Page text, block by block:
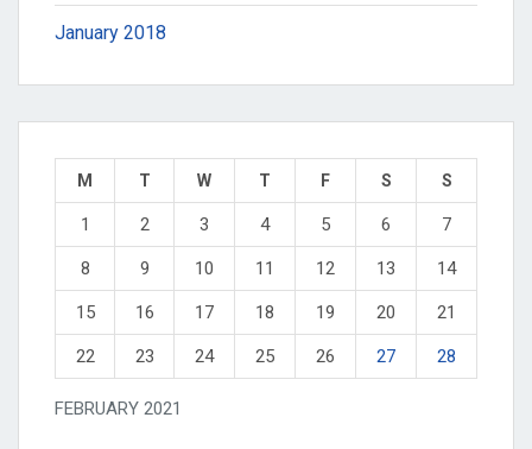
January 2018
FEBRUARY 2021
M T W T F S S
1 2 3 4 5 6 7
8 9 10 11 12 13 14
15 16 17 18 19 20 21
22 23 24 25 26 27 28